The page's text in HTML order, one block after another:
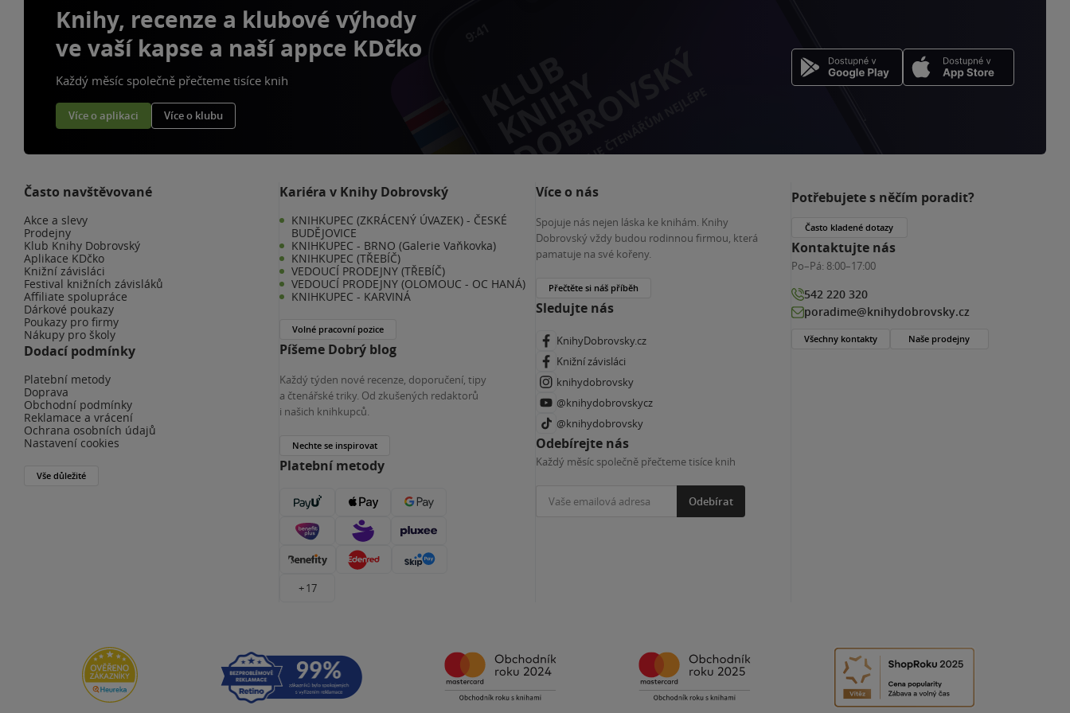
Knihy, recenze a klubové výhody
ve vaší kapse a naší appce KDčko
Každý měsíc společně přečteme tisíce knih
Více o aplikaci Více o klubu
Často navštěvované
Akce a slevy
Prodejny
Klub Knihy Dobrovský
Aplikace KDčko
Knižní závisláci
Festival knižních závisláků
Affiliate spolupráce
Dárkové poukazy
Poukazy pro firmy
Nákupy pro školy
Dodací podmínky
Platební metody
Doprava
Obchodní podmínky
Reklamace a vrácení
Ochrana osobních údajů
Nastavení cookies
Vše důležité
Kariéra v Knihy Dobrovský
KNIHKUPEC (ZKRÁCENÝ ÚVAZEK) - ČESKÉ
BUDĚJOVICE
KNIHKUPEC - BRNO (Galerie Vaňkovka)
KNIHKUPEC (TŘEBÍČ)
VEDOUCÍ PRODEJNY (TŘEBÍČ)
VEDOUCÍ PRODEJNY (OLOMOUC - OC HANÁ)
KNIHKUPEC - KARVINÁ
Volné pracovní pozice
Píšeme Dobrý blog
Každý týden nové recenze, doporučení, tipy
a čtenářské triky. Od zkušených redaktorů
i našich knihkupců.
Nechte se inspirovat
Platební metody
+ 17
Více o nás
Spojuje nás nejen láska ke knihám. Knihy
Dobrovský vždy budou rodinnou firmou, která
pamatuje na své kořeny.
Přečtěte si náš příběh
Sledujte nás
KnihyDobrovsky.cz
Knižní závisláci
knihydobrovsky
@knihydobrovskycz
@knihydobrovsky
Odebírejte nás
Každý měsíc společně přečteme tisíce knih
Odebírat
Potřebujete s něčím poradit?
Často kladené dotazy
Kontaktujte nás
Po–Pá: 8:00–17:00
542 220 320
poradime@knihydobrovsky.cz
Všechny kontakty Naše prodejny